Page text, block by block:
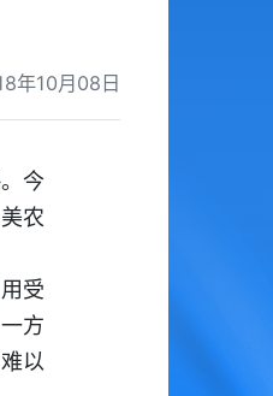
年10月08日
今
农
受
方
以